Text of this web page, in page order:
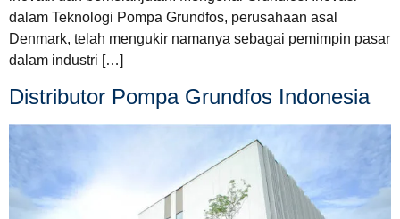
dalam Teknologi Pompa Grundfos, perusahaan asal
Denmark, telah mengukir namanya sebagai pemimpin pasar
dalam industri […]
Distributor Pompa Grundfos Indonesia